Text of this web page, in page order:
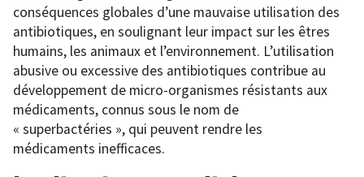
conséquences globales d’une mauvaise utilisation des
antibiotiques, en soulignant leur impact sur les êtres
humains, les animaux et l’environnement. L’utilisation
abusive ou excessive des antibiotiques contribue au
développement de micro-organismes résistants aux
médicaments, connus sous le nom de
« superbactéries », qui peuvent rendre les
médicaments inefficaces.